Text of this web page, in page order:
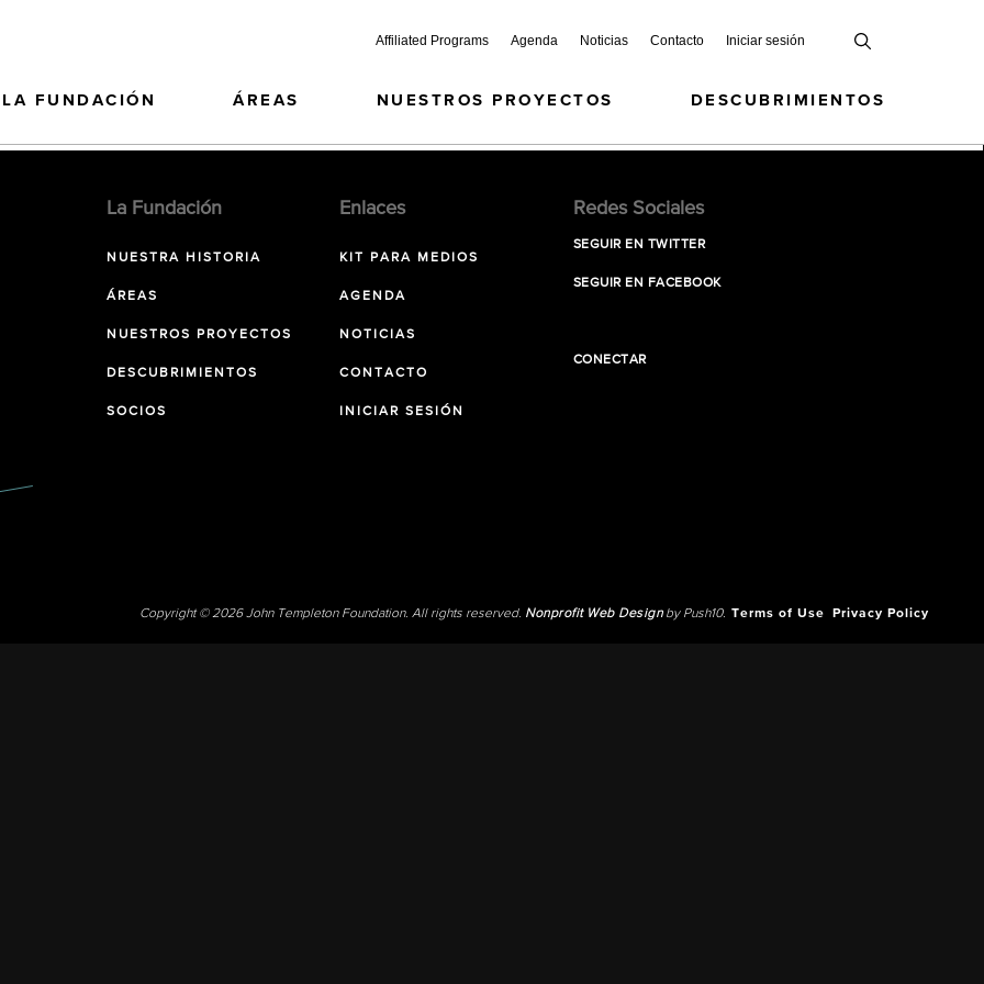
Affiliated Programs Agenda Noticias Contacto Iniciar sesión
LA FUNDACIÓN ÁREAS NUESTROS PROYECTOS DESCUBRIMIENTOS
La Fundación
NUESTRA HISTORIA
ÁREAS
NUESTROS PROYECTOS
DESCUBRIMIENTOS
SOCIOS
Enlaces
KIT PARA MEDIOS
AGENDA
NOTICIAS
CONTACTO
INICIAR SESIÓN
Redes Sociales
SEGUIR EN TWITTER
SEGUIR EN FACEBOOK
CONECTAR
Copyright © 2026 John Templeton Foundation. All rights reserved. Nonprofit Web Designby Push10. Terms of Use Privacy Policy